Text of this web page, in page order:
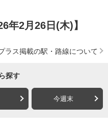
年2月26日(木)】
ラス掲載の駅・路線について
探す
今週末